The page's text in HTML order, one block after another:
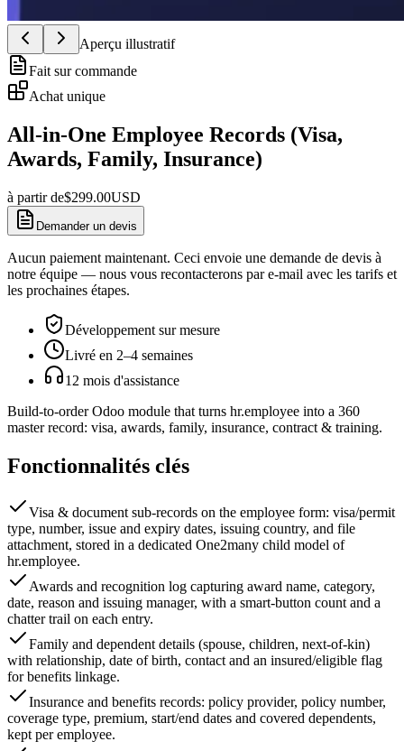
Aperçu illustratif
Fait sur commande
Achat unique
All-in-One Employee Records (Visa,
Awards, Family, Insurance)
à partir de$299.00USD
Demander un devis
Aucun paiement maintenant. Ceci envoie une demande de devis à
notre équipe — nous vous recontacterons par e-mail avec les tarifs et
les prochaines étapes.
Développement sur mesure
Livré en 2–4 semaines
12 mois d'assistance
Build-to-order Odoo module that turns hr.employee into a 360
master record: visa, awards, family, insurance, contract & training.
Fonctionnalités clés
Visa & document sub-records on the employee form: visa/permit
type, number, issue and expiry dates, issuing country, and file
attachment, stored in a dedicated One2many child model of
hr.employee.
Awards and recognition log capturing award name, category,
date, reason and issuing manager, with a smart-button count and a
chatter trail on each entry.
Family and dependent details (spouse, children, next-of-kin)
with relationship, date of birth, contact and an insured/eligible flag
for benefits linkage.
Insurance and benefits records: policy provider, policy number,
coverage type, premium, start/end dates and covered dependents,
kept per employee.